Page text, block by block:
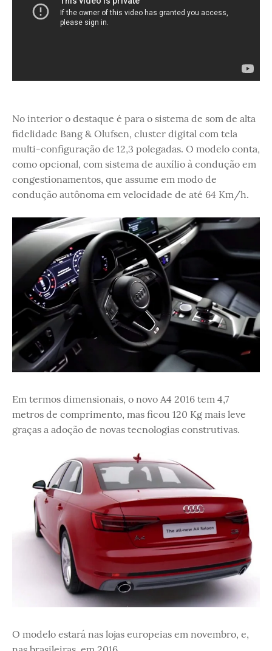
No interior o destaque é para o sistema de som de alta
fidelidade Bang & Olufsen, cluster digital com tela
multi-configuração de 12,3 polegadas. O modelo conta,
como opcional, com sistema de auxílio à condução em
congestionamentos, que assume em modo de
condução autônoma em velocidade de até 64 Km/h.
Em termos dimensionais, o novo A4 2016 tem 4,7
metros de comprimento, mas ficou 120 Kg mais leve
graças a adoção de novas tecnologias construtivas.
O modelo estará nas lojas europeias em novembro, e,